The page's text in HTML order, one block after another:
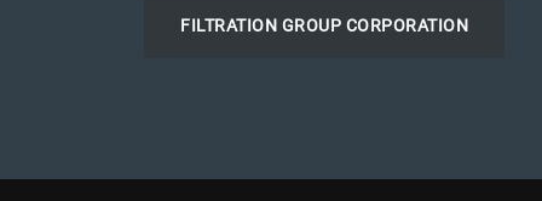
FILTRATION GROUP CORPORATION